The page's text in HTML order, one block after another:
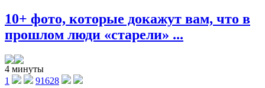
10+ фото, которые докажут вам, что в
прошлом люди «старели» ...
4 минуты
1
91628